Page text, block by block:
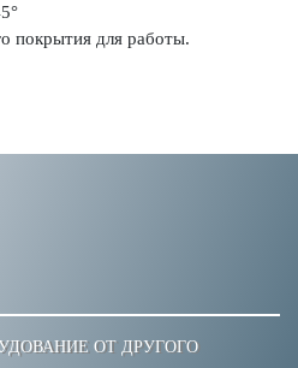
ОТ ДРУГОГО
покрытия для работы.